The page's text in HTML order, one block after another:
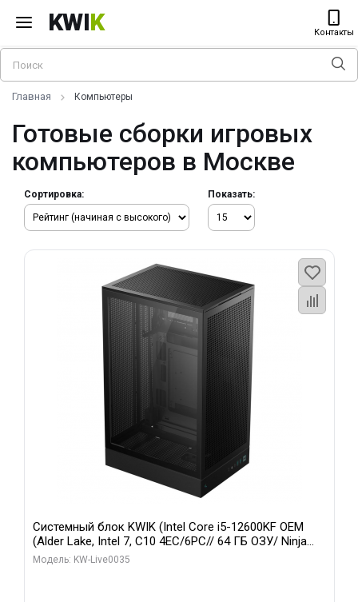
KWIK Контакты
Главная Компьютеры
Готовые сборки игровых
компьютеров в Москве
Сортировка: Показать:
Системный блок KWIK (Intel Core i5-12600KF OEM
(Alder Lake, Intel 7, C10 4EC/6PC// 64 ГБ ОЗУ/ Ninja
Sinotex GTX1650 4GB 128bit GDDR6 DVI DP HDMI 2/
Модель: KW-Live0035